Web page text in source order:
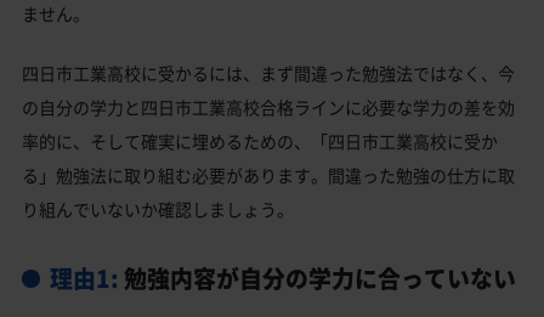
四日市工業高校と偏差値が近い公立高校一覧
四日市工業高校と偏差値が近い私立・国立高校一覧
四日市市の他の公立高校
四日市市の他の私立高校
ません。
四日市工業高校に受かるには、まず間違った勉強法ではなく、今
の自分の学力と四日市工業高校合格ラインに必要な学力の差を効
率的に、そして確実に埋めるための、「四日市工業高校に受か
る」勉強法に取り組む必要があります。間違った勉強の仕方に取
り組んでいないか確認しましょう。
理由1: 勉強内容が自分の学力に合っていない